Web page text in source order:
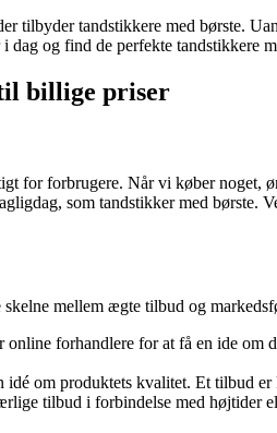
tilbyder tandstikkere med børste.
og find de perfekte tandstikkere
billige priser
for forbrugere. Når vi køber
som tandstikker med børste.
mellem ægte tilbud og
forhandlere for at få en ide
om produktets kvalitet. Et tilbud
tilbud i forbindelse med højtider